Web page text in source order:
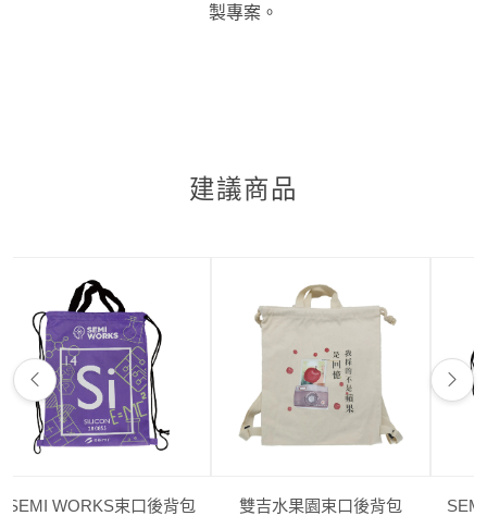
製專案。
建議商品
SEMI WORKS束口後背包 雙吉水果園束口後背包